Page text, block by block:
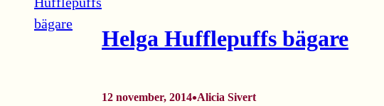
Helga Hufflepuffs bägare
12 november, 2014•Alicia Sivert